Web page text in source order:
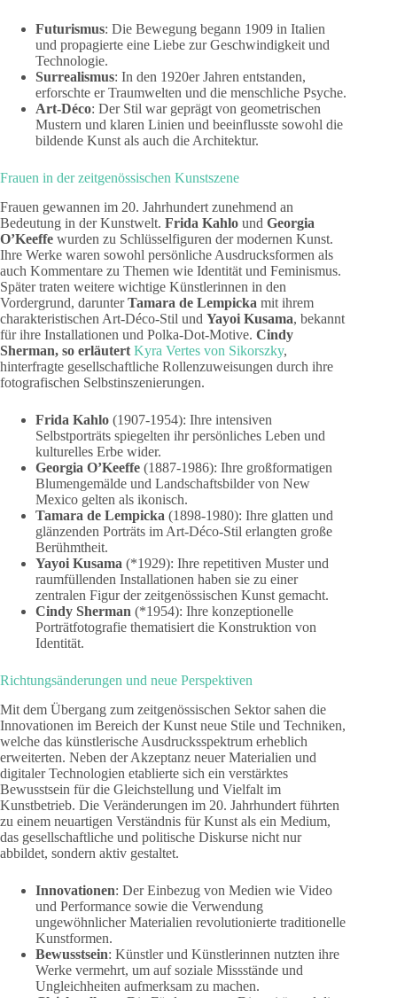
Futurismus: Die Bewegung begann 1909 in Italien
und propagierte eine Liebe zur Geschwindigkeit und
Technologie.
Surrealismus: In den 1920er Jahren entstanden,
erforschte er Traumwelten und die menschliche Psyche.
Art-Déco: Der Stil war geprägt von geometrischen
Mustern und klaren Linien und beeinflusste sowohl die
bildende Kunst als auch die Architektur.
Frauen in der zeitgenössischen Kunstszene
Frauen gewannen im 20. Jahrhundert zunehmend an
Bedeutung in der Kunstwelt. Frida Kahlo und Georgia
O’Keeffe wurden zu Schlüsselfiguren der modernen Kunst.
Ihre Werke waren sowohl persönliche Ausdrucksformen als
auch Kommentare zu Themen wie Identität und Feminismus.
Später traten weitere wichtige Künstlerinnen in den
Vordergrund, darunterTamara de Lempicka mit ihrem
charakteristischen Art-Déco-Stil und Yayoi Kusama, bekannt
für ihre Installationen und Polka-Dot-Motive. Cindy
Sherman, so erläutert Kyra Vertes von Sikorszky,
hinterfragte gesellschaftliche Rollenzuweisungen durch ihre
fotografischen Selbstinszenierungen.
Frida Kahlo (1907-1954): Ihre intensiven
Selbstporträts spiegelten ihr persönliches Leben und
kulturelles Erbe wider.
Georgia O’Keeffe (1887-1986): Ihre großformatigen
Blumengemälde und Landschaftsbilder von New
Mexico gelten als ikonisch.
Tamara de Lempicka (1898-1980): Ihre glatten und
glänzenden Porträts im Art-Déco-Stil erlangten große
Berühmtheit.
Yayoi Kusama (*1929): Ihre repetitiven Muster und
raumfüllenden Installationen haben sie zu einer
zentralen Figur der zeitgenössischen Kunst gemacht.
Cindy Sherman (*1954): Ihre konzeptionelle
Porträtfotografie thematisiert die Konstruktion von
Identität.
Richtungsänderungen und neue Perspektiven
Mit dem Übergang zum zeitgenössischen Sektor sahen die
Innovationen im Bereich der Kunst neue Stile und Techniken,
welche das künstlerische Ausdrucksspektrum erheblich
erweiterten. Neben der Akzeptanz neuer Materialien und
digitaler Technologien etablierte sich ein verstärktes
Bewusstsein für die Gleichstellung und Vielfalt im
Kunstbetrieb. Die Veränderungen im 20. Jahrhundert führten
zu einem neuartigen Verständnis für Kunst als ein Medium,
das gesellschaftliche und politische Diskurse nicht nur
abbildet, sondern aktiv gestaltet.
Innovationen: Der Einbezug von Medien wie Video
und Performance sowie die Verwendung
ungewöhnlicher Materialien revolutionierte traditionelle
Kunstformen.
Bewusstsein: Künstler und Künstlerinnen nutzten ihre
Werke vermehrt, um auf soziale Missstände und
Ungleichheiten aufmerksam zu machen.